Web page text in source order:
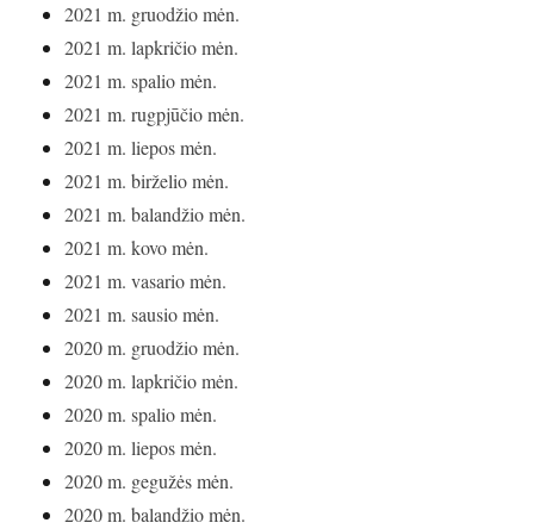
2021 m. gruodžio mėn.
2021 m. lapkričio mėn.
2021 m. spalio mėn.
2021 m. rugpjūčio mėn.
2021 m. liepos mėn.
2021 m. birželio mėn.
2021 m. balandžio mėn.
2021 m. kovo mėn.
2021 m. vasario mėn.
2021 m. sausio mėn.
2020 m. gruodžio mėn.
2020 m. lapkričio mėn.
2020 m. spalio mėn.
2020 m. liepos mėn.
2020 m. gegužės mėn.
2020 m. balandžio mėn.